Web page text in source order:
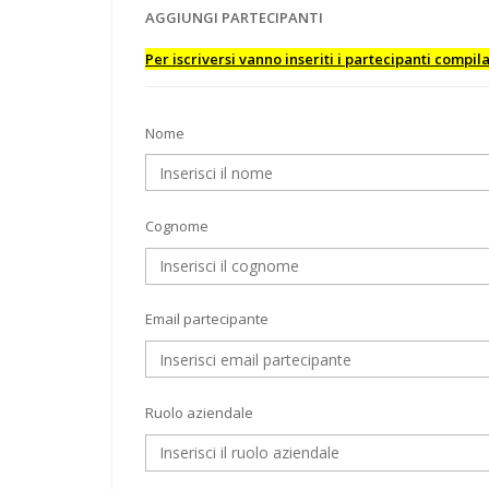
AGGIUNGI PARTECIPANTI
Per iscriversi vanno inseriti i partecipanti
Nome
Cognome
Email partecipante
Ruolo aziendale